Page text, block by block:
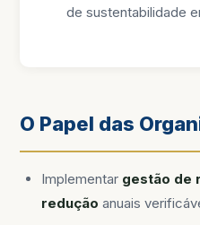
de sustentabilidade
O Papel das
Implementar gestão de
redução anuais